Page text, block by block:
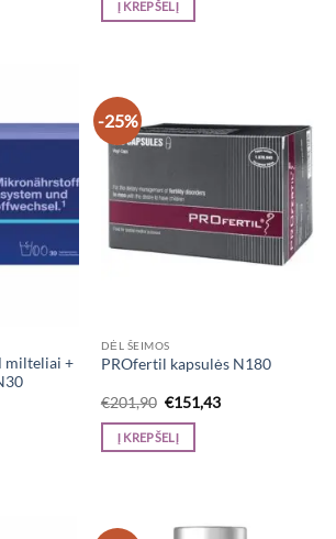
€54,63.
Į KREPŠELĮ
milteliai +
-25%
DĖL ŠEIMOS
PROfertil kapsulės N180
€201,90 Original
was:
€201,90.
€151,43Current
Į KREPŠELĮ